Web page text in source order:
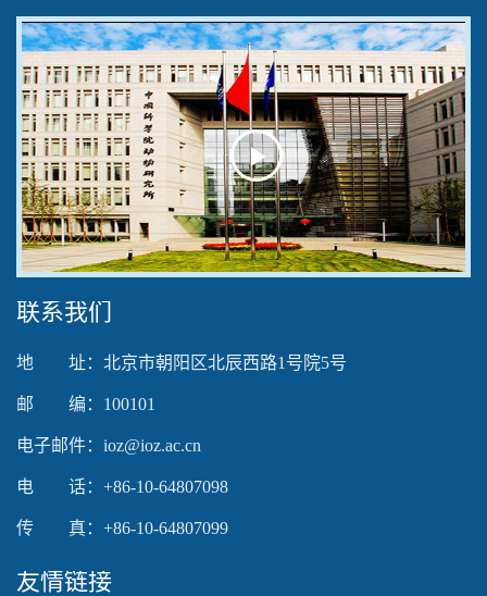
Play
Video
联系我们
地 址：北京市朝阳区北辰西路1号院5号
邮 编：100101
电子邮件：ioz@ioz.ac.cn
电 话：+86-10-64807098
传 真：+86-10-64807099
友情链接